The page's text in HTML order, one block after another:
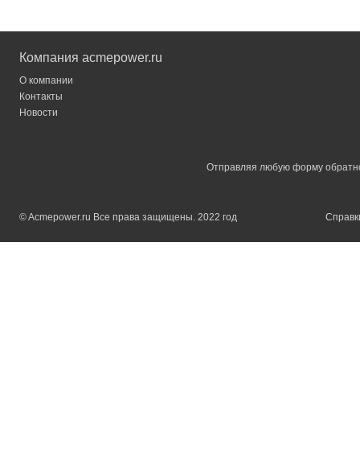
Компания acmepower.ru
О компании
Контакты
Новости
Отправляя любую форму
© Acmepower.ru Все права защищены. 2022 год